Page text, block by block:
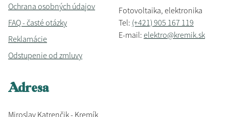
Ochrana osobných údajov
FAQ - časté otázky
Reklamácie
Odstupenie od zmluvy
Fotovoltaika, elektronika
Tel: (+421) 905 167 119
E-mail: elektro@kremik.sk
Adresa
Miroslav Katrenčik - Kremík